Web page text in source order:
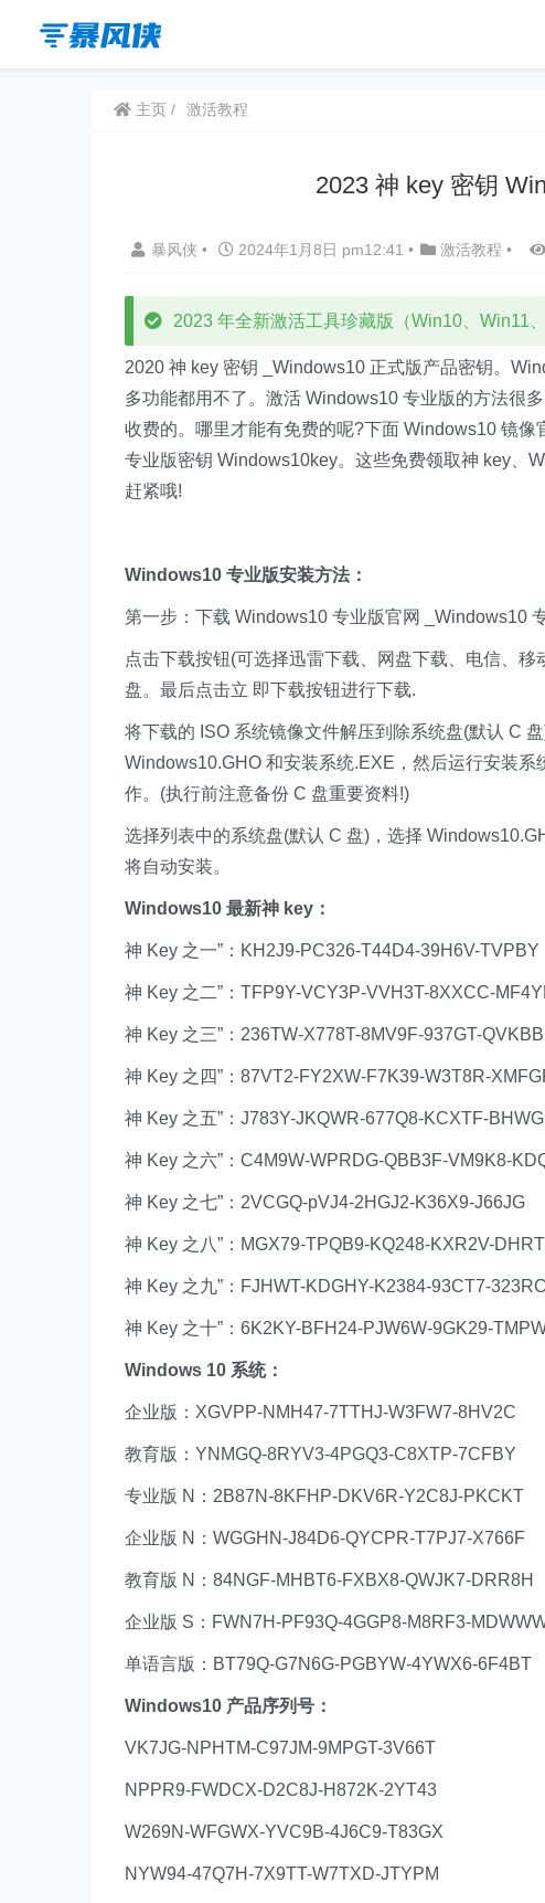
主页 激活教程
2023 神 key 密钥
暴风侠 • 2024年1月8日 pm12:41 • 激活教程 •
2023 年全新激活工具珍藏版（Win10、Win11
2020 神 key 密钥 _Windows10 正式版产品密钥。
多功能都用不了。激活 Windows10 专业版的方法很
收费的。哪里才能有免费的呢?下面 Windows10 镜
专业版密钥 Windows10key。这些免费领取神 key、
赶紧哦!
Windows10 专业版安装方法：
第一步：下载 Windows10 专业版官网 _Windows10
点击下载按钮(可选择迅雷下载、网盘下载、电信、
盘。最后点击立 即下载按钮进行下载.
将下载的 ISO 系统镜像文件解压到除系统盘(默认 C
Windows10.GHO 和安装系统.EXE，然后运行安装
作。(执行前注意备份 C 盘重要资料!)
选择列表中的系统盘(默认 C 盘)，选择
将自动安装。
Windows10 最新神 key：
神 Key 之一”：KH2J9-PC326-T44D4-39H6V-TVPBY
神 Key 之二”：TFP9Y-VCY3P-VVH3T-8XXCC-
神 Key 之三”：236TW-X778T-8MV9F-937GT-QVKBB
神 Key 之四”：87VT2-FY2XW-F7K39-W3T8R-
神 Key 之五”：J783Y-JKQWR-677Q8-KCXTF-
神 Key 之六”：C4M9W-WPRDG-QBB3F-VM9K8-
神 Key 之七”：2VCGQ-pVJ4-2HGJ2-K36X9-J66JG
神 Key 之八”：MGX79-TPQB9-KQ248-KXR2V-
神 Key 之九”：FJHWT-KDGHY-K2384-93CT7-323RC
神 Key 之十”：6K2KY-BFH24-PJW6W-9GK29-
Windows 10 系统：
企业版：XGVPP-NMH47-7TTHJ-W3FW7-8HV2C
教育版：YNMGQ-8RYV3-4PGQ3-C8XTP-7CFBY
专业版 N：2B87N-8KFHP-DKV6R-Y2C8J-PKCKT
企业版 N：WGGHN-J84D6-QYCPR-T7PJ7-X766F
教育版 N：84NGF-MHBT6-FXBX8-QWJK7-DRR8H
企业版 S：FWN7H-PF93Q-4GGP8-M8RF3-
单语言版：BT79Q-G7N6G-PGBYW-4YWX6-6F4BT
Windows10 产品序列号：
VK7JG-NPHTM-C97JM-9MPGT-3V66T
NPPR9-FWDCX-D2C8J-H872K-2YT43
W269N-WFGWX-YVC9B-4J6C9-T83GX
NYW94-47Q7H-7X9TT-W7TXD-JTYPM